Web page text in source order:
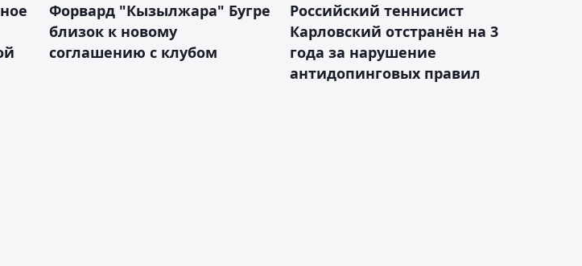
Форвард "Кызылжара" Бугре
близок к новому
соглашению с клубом
Российский теннисист
Карловский отстранён на 3
года за нарушение
антидопинговых правил